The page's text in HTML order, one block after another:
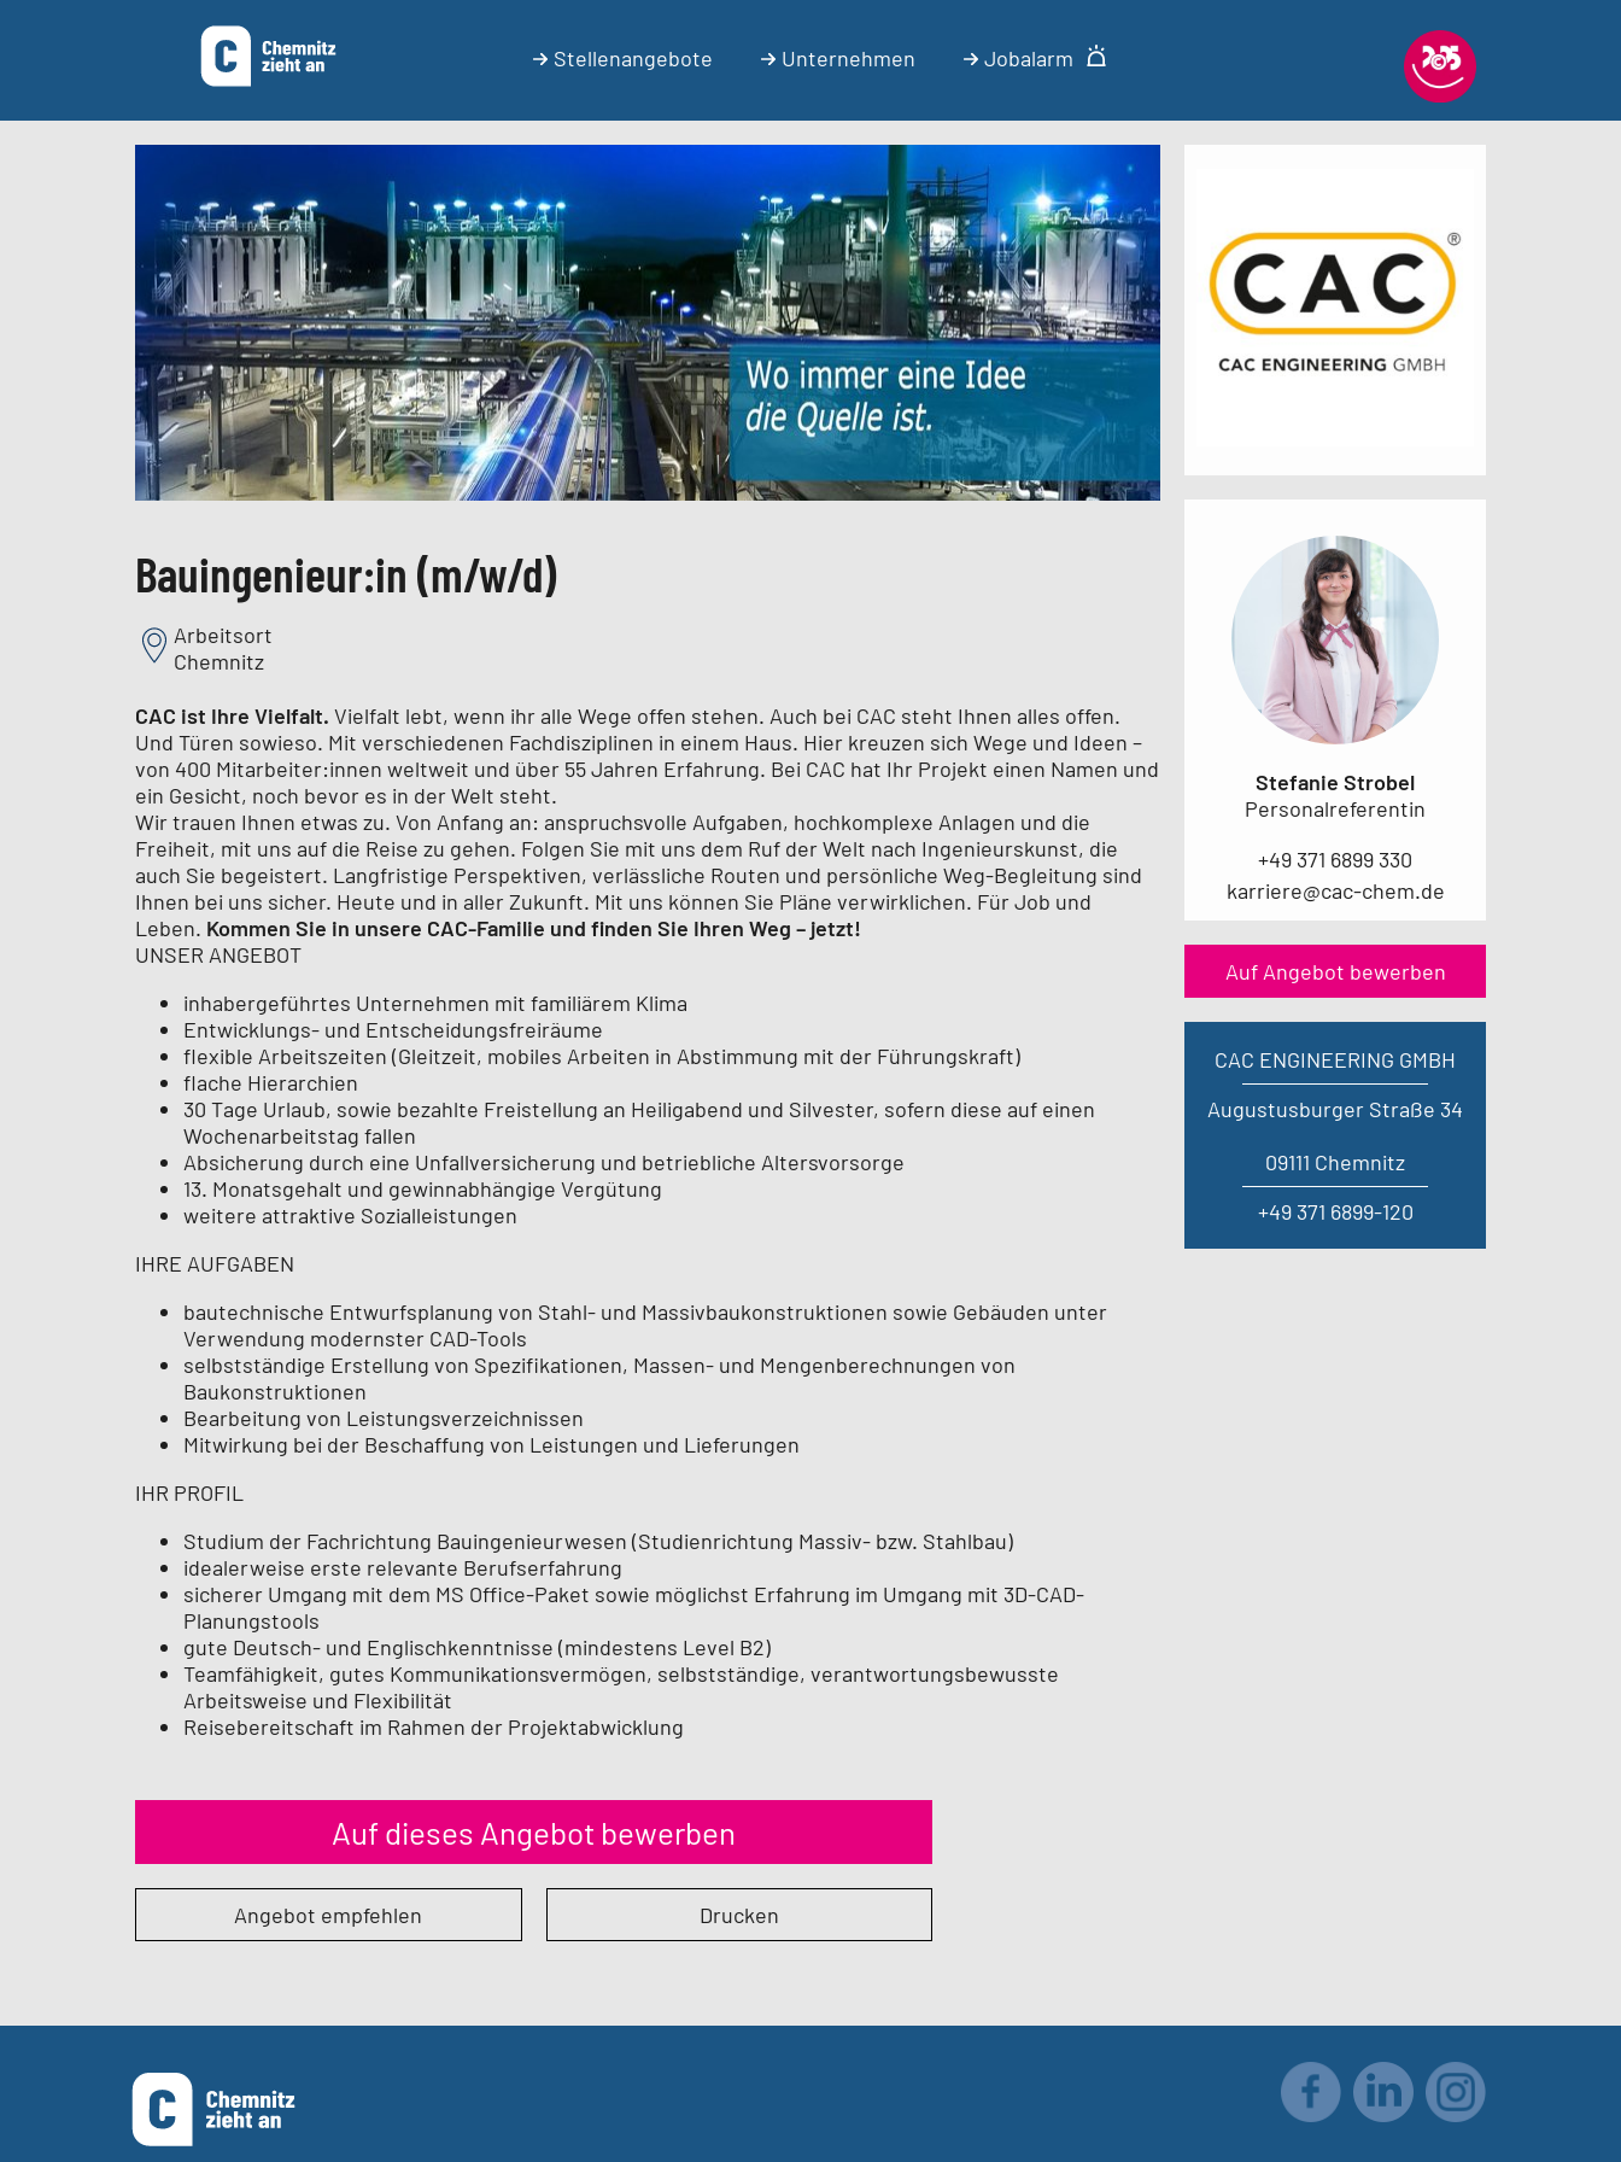
Stellenangebote Unternehmen Jobalarm
Bauingenieur:in (m/w/d)
Arbeitsort
Chemnitz
CAC ist Ihre Vielfalt. Vielfalt lebt, wenn ihr alle Wege offen stehen. Auch bei CAC steht Ihnen alles offen.
Und Türen sowieso. Mit verschiedenen Fachdisziplinen in einem Haus. Hier kreuzen sich Wege und Ideen –
von 400 Mitarbeiter:innen weltweit und über 55 Jahren Erfahrung. Bei CAC hat Ihr Projekt einen Namen und
ein Gesicht, noch bevor es in der Welt steht.
Wir trauen Ihnen etwas zu. Von Anfang an: anspruchsvolle Aufgaben, hochkomplexe Anlagen und die
Freiheit, mit uns auf die Reise zu gehen. Folgen Sie mit uns dem Ruf der Welt nach Ingenieurskunst, die
auch Sie begeistert. Langfristige Perspektiven, verlässliche Routen und persönliche Weg-Begleitung sind
Ihnen bei uns sicher. Heute und in aller Zukunft. Mit uns können Sie Pläne verwirklichen. Für Job und
Leben. Kommen Sie in unsere CAC-Familie und finden Sie Ihren Weg – jetzt!
UNSER ANGEBOT
inhabergeführtes Unternehmen mit familiärem Klima
Entwicklungs- und Entscheidungsfreiräume
flexible Arbeitszeiten (Gleitzeit, mobiles Arbeiten in Abstimmung mit der Führungskraft)
flache Hierarchien
30 Tage Urlaub, sowie bezahlte Freistellung an Heiligabend und Silvester, sofern diese auf einen
Wochenarbeitstag fallen
Absicherung durch eine Unfallversicherung und betriebliche Altersvorsorge
13. Monatsgehalt und gewinnabhängige Vergütung
weitere attraktive Sozialleistungen
IHRE AUFGABEN
bautechnische Entwurfsplanung von Stahl- und Massivbaukonstruktionen sowie Gebäuden unter
Verwendung modernster CAD-Tools
selbstständige Erstellung von Spezifikationen, Massen- und Mengenberechnungen von
Baukonstruktionen
Bearbeitung von Leistungsverzeichnissen
Mitwirkung bei der Beschaffung von Leistungen und Lieferungen
IHR PROFIL
Studium der Fachrichtung Bauingenieurwesen (Studienrichtung Massiv- bzw. Stahlbau)
idealerweise erste relevante Berufserfahrung
sicherer Umgang mit dem MS Office-Paket sowie möglichst Erfahrung im Umgang mit 3D-CAD-
Planungstools
gute Deutsch- und Englischkenntnisse (mindestens Level B2)
Teamfähigkeit, gutes Kommunikationsvermögen, selbstständige, verantwortungsbewusste
Arbeitsweise und Flexibilität
Reisebereitschaft im Rahmen der Projektabwicklung
Auf dieses Angebot bewerben
Angebot empfehlen Drucken
Stefanie Strobel
Personalreferentin
+49 371 6899 330
karriere@cac-chem.de
Auf Angebot bewerben
CAC ENGINEERING GMBH
Augustusburger Straße 34
09111 Chemnitz
+49 371 6899-120